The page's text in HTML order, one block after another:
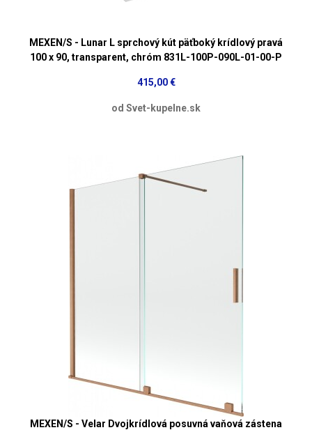
MEXEN/S - Lunar L sprchový kút päťboký krídlový pravá
100 x 90, transparent, chróm 831L-100P-090L-01-00-P
415,00 €
od Svet-kupelne.sk
MEXEN/S - Velar Dvojkrídlová posuvná vaňová zástena